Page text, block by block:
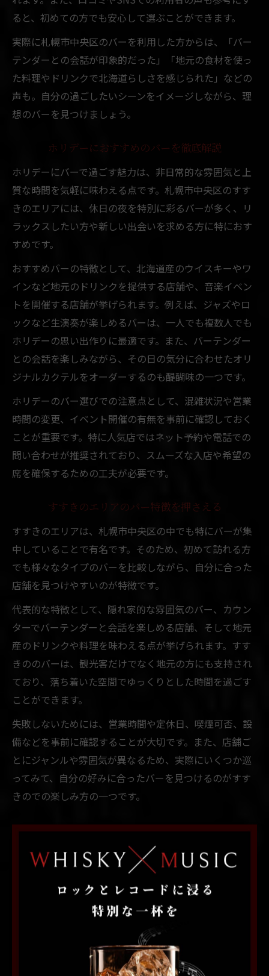
ると、初めての方でも安心して選ぶことができます。
実際に札幌市中央区のバーを利用した方からは、「バー
テンダーとの会話が印象的だった」「地元の食材を使っ
た料理やドリンクで北海道らしさを感じられた」などの
声も。自分の過ごしたいシーンをイメージしながら、理
想のバーを見つけましょう。
ホリデーにおすすめのバーを徹底解説
ホリデーにバーで過ごす魅力は、非日常的な雰囲気と上
質な時間を気軽に味わえる点です。札幌市中央区のすす
きのエリアには、休日の夜を特別に彩るバーが多く、リ
ラックスしたい方や新しい出会いを求める方に特におす
すめです。
おすすめバーの特徴として、北海道産のウイスキーやワ
インなど地元のドリンクを提供する店舗や、音楽イベン
トを開催する店舗が挙げられます。例えば、ジャズやロ
ックなど生演奏が楽しめるバーは、一人でも複数人でも
ホリデーの思い出作りに最適です。また、バーテンダー
との会話を楽しみながら、その日の気分に合わせたオリ
ジナルカクテルをオーダーするのも醍醐味の一つです。
ホリデーのバー選びでの注意点として、混雑状況や営業
時間の変更、イベント開催の有無を事前に確認しておく
ことが重要です。特に人気店ではネット予約や電話での
問い合わせが推奨されており、スムーズな入店や希望の
席を確保するための工夫が必要です。
すすきのエリアのバー特徴を押さえる
すすきのエリアは、札幌市中央区の中でも特にバーが集
中していることで有名です。そのため、初めて訪れる方
でも様々なタイプのバーを比較しながら、自分に合った
店舗を見つけやすいのが特徴です。
代表的な特徴として、隠れ家的な雰囲気のバー、カウン
ターでバーテンダーと会話を楽しめる店舗、そして地元
産のドリンクや料理を味わえる点が挙げられます。すす
きののバーは、観光客だけでなく地元の方にも支持され
ており、落ち着いた空間でゆっくりとした時間を過ごす
ことができます。
失敗しないためには、営業時間や定休日、喫煙可否、設
備などを事前に確認することが大切です。また、店舗ご
とにジャンルや雰囲気が異なるため、実際にいくつか巡
ってみて、自分の好みに合ったバーを見つけるのがすす
きのでの楽しみ方の一つです。
バー選びで失敗しないポイントは何か
バー選びで失敗しないためには、事前の情報収集が欠か
せません。特に札幌市中央区すすきのエリアは多種多様
なバーが軒を連ねているため、店舗の特徴やサービス内
容を把握しておくことが重要です。
主なポイントとしては、予算の目安を把握すること、利
用シーンに合わせたジャンル選択、そして事前予約や混
雑状況の確認が挙げられます。例えば、「バーはいくら